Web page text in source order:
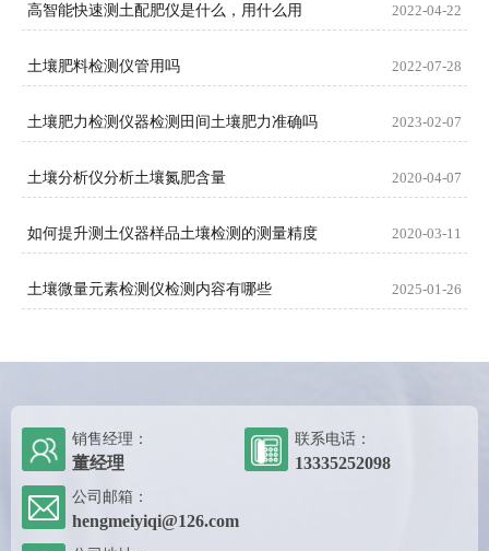
高智能快速测土配肥仪是什么，用什么用 2022-04-22
土壤肥料检测仪管用吗 2022-07-28
土壤肥力检测仪器检测田间土壤肥力准确吗 2023-02-07
土壤分析仪分析土壤氮肥含量 2020-04-07
如何提升测土仪器样品土壤检测的测量精度 2020-03-11
土壤微量元素检测仪检测内容有哪些 2025-01-26
销售经理：
董经理
联系电话：
13335252098
公司邮箱：
hengmeiyiqi@126.com